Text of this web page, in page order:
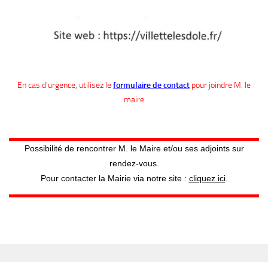
En cas d'urgence, utilisez leformulaire de contact pour joindre M. le
maire
Possibilité de rencontrer M. le Maire et/ou ses adjoints sur
rendez-vous.
Pour contacter la Mairie via notre site : cliquez ici.